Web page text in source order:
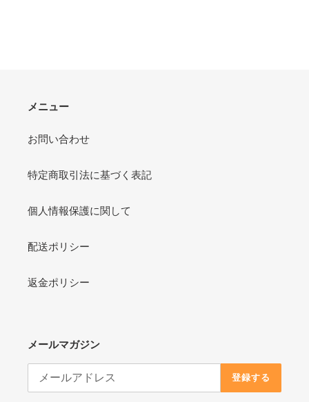
メニュー
お問い合わせ
特定商取引法に基づく表記
個人情報保護に関して
配送ポリシー
返金ポリシー
メールマガジン
登録する